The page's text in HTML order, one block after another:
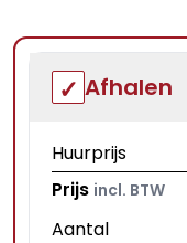
Afhalen
Huurprijs
Prijs incl. BTW
Aantal